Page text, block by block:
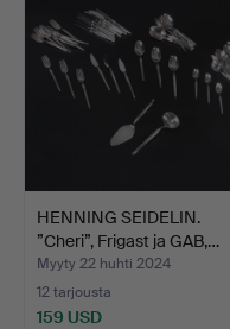
HENNING SEIDELIN.
”Cheri”, Frigast ja GAB,…
Myyty 22 huhti 2024
12 tarjousta
159 USD